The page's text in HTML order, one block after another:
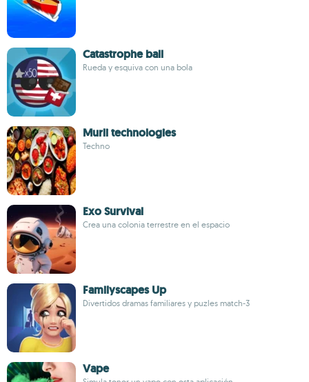
Catastrophe ball
Rueda y esquiva con una bola
Murli technologies
Techno
Exo Survival
Crea una colonia terrestre en el espacio
Familyscapes Up
Divertidos dramas familiares y puzles match-3
Vape